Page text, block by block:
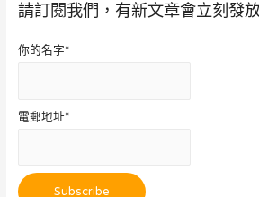
請訂閱我們，有新文章會立刻發
你的名字*
電郵地址*